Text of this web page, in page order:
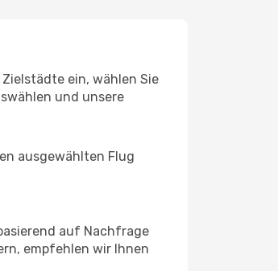
ein, wählen Sie
und unsere
ausgewählten Flug
auf Nachfrage
empfehlen wir Ihnen